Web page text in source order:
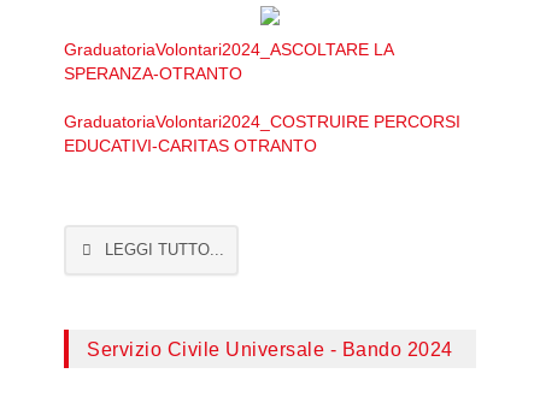
GraduatoriaVolontari2024_ASCOLTARE LA
SPERANZA-OTRANTO
GraduatoriaVolontari2024_COSTRUIRE PERCORSI
EDUCATIVI-CARITAS OTRANTO
LEGGI TUTTO...
Servizio Civile Universale - Bando 2024